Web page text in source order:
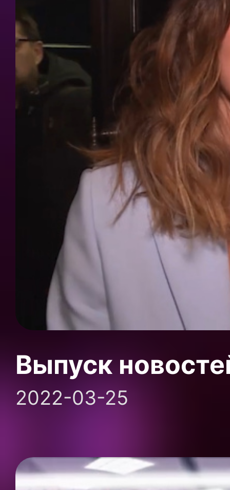
Выпуск
2022-03-25